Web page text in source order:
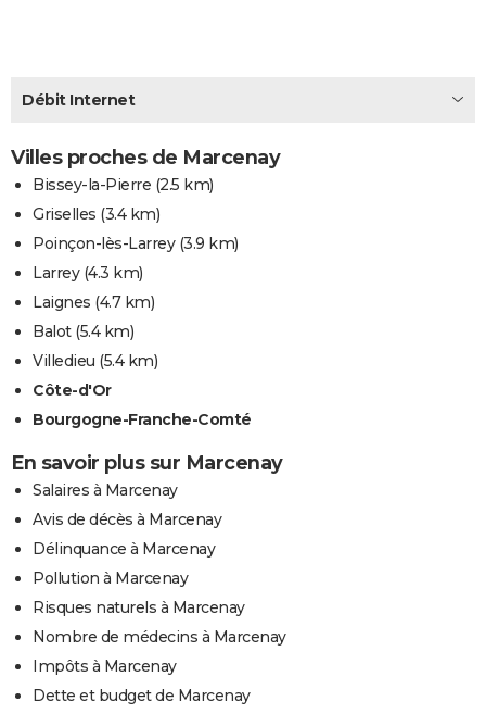
CARTE DE VOEUX
Carte de Noël
Carte Bonne année
Carte Saint-Valentin
Carte Pâques
Carte d'anniversaire
Dictionnaire
Biographies
Citations
Expressions
Proverbes
PROGRAMME TV
S'inscrire
Se connecter
Lycées
Collèges
Primaires
Universités
Entreprises
Service militaire
Avis de recherche
AVIS DE DÉCÈS
Bricolage
Lifestyle
Culture
Sport
Auto
Television
Voyage
Cinema
Débit Internet
Villes proches de Marcenay
Bissey-la-Pierre (2.5 km)
Griselles (3.4 km)
Poinçon-lès-Larrey(3.9 km)
Larrey(4.3 km)
Laignes (4.7 km)
Balot(5.4 km)
Villedieu (5.4 km)
Côte-d'Or
Bourgogne-Franche-Comté
En savoir plus sur Marcenay
Salaires à Marcenay
Avis de décès à Marcenay
Délinquance à Marcenay
Pollution à Marcenay
Risques naturels à Marcenay
Nombre de médecins à Marcenay
Impôts à Marcenay
Dette et budget de Marcenay